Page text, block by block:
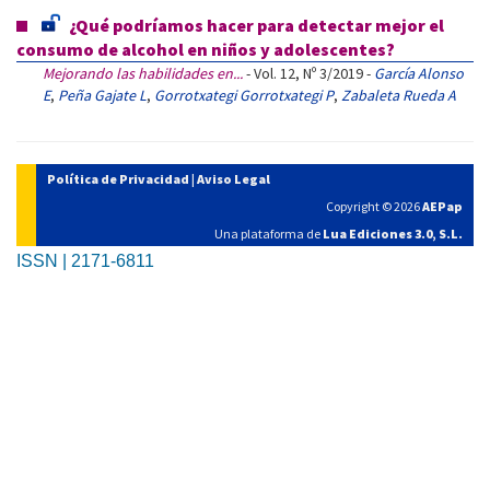
¿Qué podríamos hacer para detectar mejor el
consumo de alcohol en niños y adolescentes?
Mejorando las habilidades en...- Vol. 12, Nº 3/2019 - García Alonso
E, Peña Gajate L, Gorrotxategi Gorrotxategi P, Zabaleta Rueda A
Política de Privacidad | Aviso Legal
Copyright © 2026AEPap
Una plataforma de Lua Ediciones 3.0, S.L.
ISSN | 2171-6811